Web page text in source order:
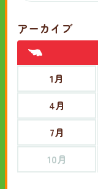
アーカイブ
1月
4月
7月
10月